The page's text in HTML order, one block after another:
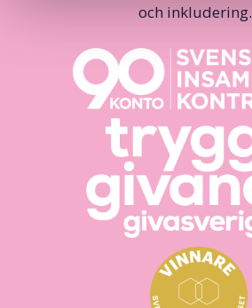
och inkludering.